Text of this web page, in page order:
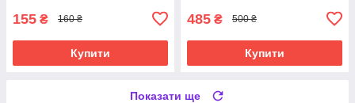
155 ₴ 160 ₴
Купити
485 ₴ 500 ₴
Купити
Показати ще